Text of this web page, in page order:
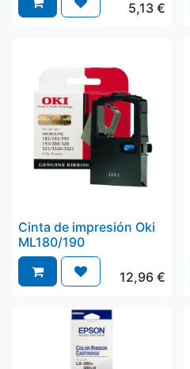
5,13€
Cinta de impresión Oki
ML180/190
12,96€